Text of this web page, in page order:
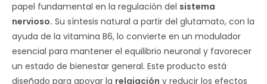
papel fundamental en la regulación del sistema
nervioso. Su síntesis natural a partir del glutamato, con la
ayuda de la vitamina B6, lo convierte en un modulador
esencial para mantener el equilibrio neuronal y favorecer
un estado de bienestar general. Este producto está
diseñado para apoyar la relajación y reducir los efectos